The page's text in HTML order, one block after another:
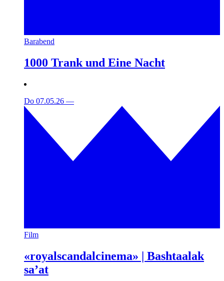
Barabend
1000 Trank und Eine Nacht
Do 07.05.26 —
Film
«royalscandalcinema» | Bashtaalak
sa’at